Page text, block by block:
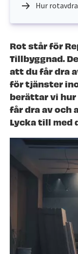
Hur
Rot står för
Tillbyggnad.
att du får dra
för tjänster
berättar vi
får dra av och
Lycka till